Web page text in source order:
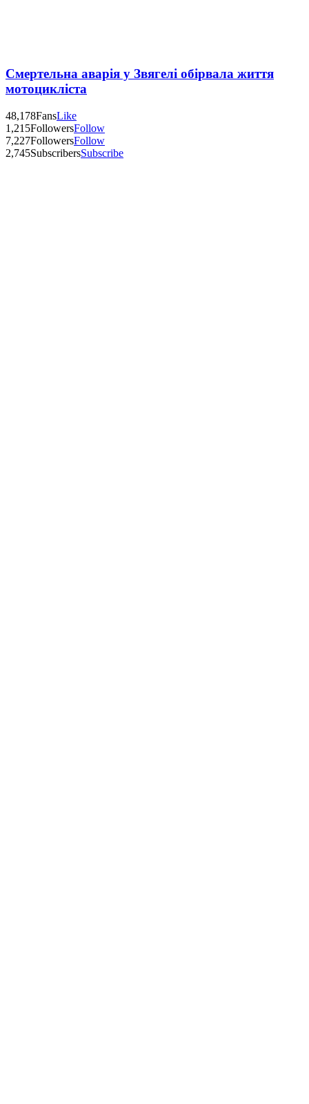
Смертельна аварія у Звягелі обірвала життя
мотоцикліста
48,178FansLike
1,215FollowersFollow
7,227FollowersFollow
2,745SubscribersSubscribe